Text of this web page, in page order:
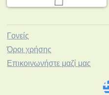
Γονείς
Όροι χρήσης
Επικοινωνήστε μαζί μας